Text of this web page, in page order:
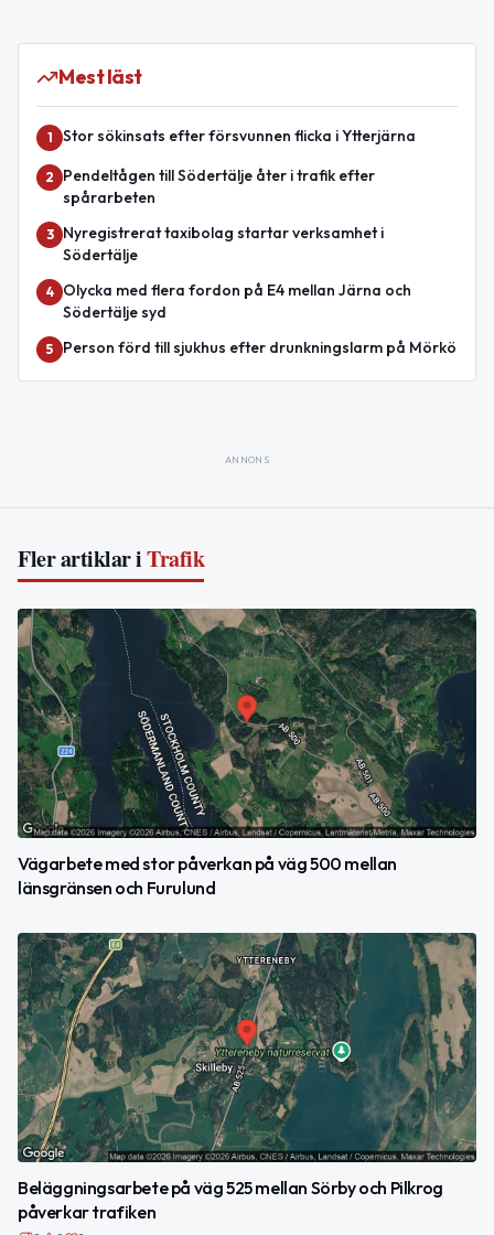
Mest läst
1 Stor sökinsats efter försvunnen flicka i Ytterjärna
2
Pendeltågen till Södertälje åter i trafik efter
spårarbeten
3
Nyregistrerat taxibolag startar verksamhet i
Södertälje
4
Olycka med flera fordon på E4 mellan Järna och
Södertälje syd
5 Person förd till sjukhus efter drunkningslarm på Mörkö
ANNONS
Fler artiklar iTrafik
Vägarbete med stor påverkan på väg 500 mellan
länsgränsen och Furulund
Beläggningsarbete på väg 525 mellan Sörby och Pilkrog
påverkar trafiken